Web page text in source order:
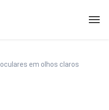
em olhos claros